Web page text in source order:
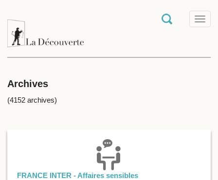
T
o
Archives
(4152 archives)
FRANCE INTER - Affaires sensibles